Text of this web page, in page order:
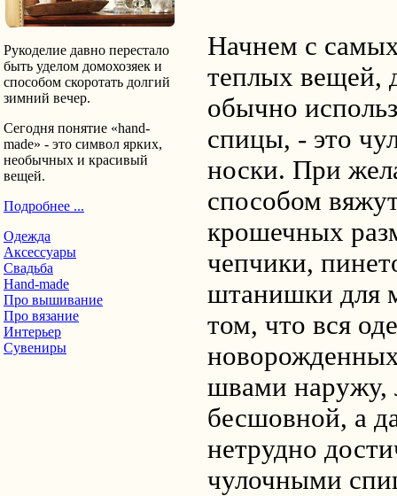
Рукоделие давно перестало
быть уделом домохозяек и
способом скоротать долгий
зимний вечер.
Сегодня понятие «hand-
made» - это символ ярких,
необычных и красивый
вещей.
Подробнее ...
Одежда
Аксессуары
Свадьба
Hand-made
Про вышивание
Про вязание
Интерьер
Сувениры
Начнем с
теплых вещей,
обычно
спицы, - это
носки. При
способом
крошечных
чепчики,
штанишки для
том, что вся
швами наружу,
бесшовной, а
нетрудно
чулочными